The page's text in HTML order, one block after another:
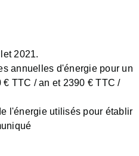
2021.
annuelles d'énergie pour un
€ TTC / an et 2390 € TTC /
l'énergie utilisés pour établir